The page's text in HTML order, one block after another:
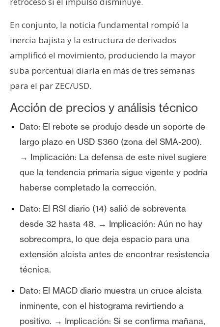
En conjunto, la noticia fundamental rompió la
inercia bajista y la estructura de derivados
amplificó el movimiento, produciendo la mayor
suba porcentual diaria en más de tres semanas
para el par ZEC/USD.
Acción de precios y análisis técnico
Dato: El rebote se produjo desde un soporte de
largo plazo en USD $360 (zona del SMA-200).
→ Implicación: La defensa de este nivel sugiere
que la tendencia primaria sigue vigente y podría
haberse completado la corrección.
Dato: El RSI diario (14) salió de sobreventa
desde 32 hasta 48. → Implicación: Aún no hay
sobrecompra, lo que deja espacio para una
extensión alcista antes de encontrar resistencia
técnica.
Dato: El MACD diario muestra un cruce alcista
inminente, con el histograma revirtiendo a
positivo. → Implicación: Si se confirma mañana,